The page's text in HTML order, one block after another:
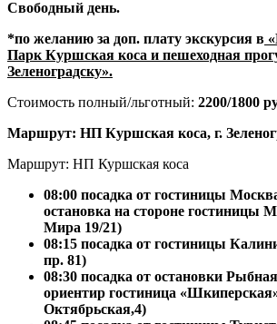
Свободный день.
*по желанию за доп. плату экскурсия в
Парк Куршская коса и пешеходная
Зеленоградску».
Стоимость полный/льготный: 2200/1800
Маршрут: НП Куршская коса, г.
Маршрут: НП Куршская коса
08:00 посадка от гостиницы
остановка на стороне гостиницы
Мира 19/21)
08:15 посадка от гостиницы
пр. 81)
08:30 посадка от остановки
ориентир гостиница
Октябрьская,4)